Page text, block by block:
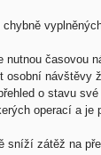
časovou
návštěvy
o stavu své
operací a je
zátěž na